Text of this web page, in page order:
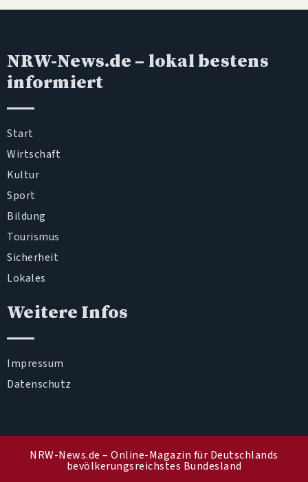
NRW-News.de – lokal bestens
informiert
Start
Wirtschaft
Kultur
Sport
Bildung
Tourismus
Sicherheit
Lokales
Weitere Infos
Impressum
Datenschutz
NRW-News.de – Online-Magazin für Deutschlands
bevölkerungsreichstes Bundesland